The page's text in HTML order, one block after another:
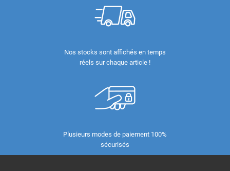
Nos stocks sont affichés en temps
réels sur chaque article !
Plusieurs modes de paiement 100%
sécurisés